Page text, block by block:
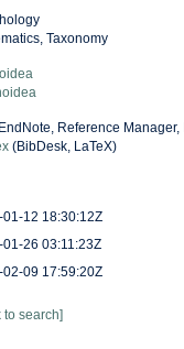
Taxonomy
Reference Manager,
(BibDesk, LaTeX)
12 18:30:12Z
26 03:11:23Z
09 17:59:20Z
to search]